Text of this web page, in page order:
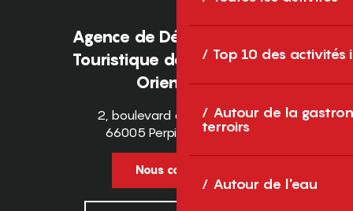
Top 10 des activités
Autour de la
terroirs
Autour de l'eau
Agence de Développement
Touristique des Pyrénées-
Orientales
2, boulevard des Pyrénées
66005 Perpignan Cedex
Nous contacter